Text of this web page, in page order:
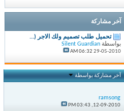
آخر مشاركة
تحميل طلب تصميم ولك الاجر (...
بواسطةSilent Guardian
29-05-2010
06:32 AM
آخر مشاركة بواسطة
ramsong
12-09-2010,
03:43 PM